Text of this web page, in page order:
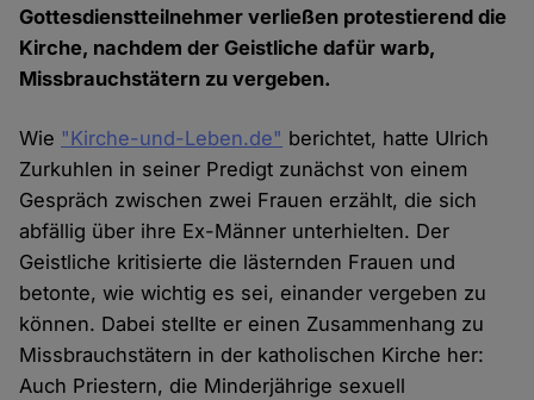
Gottesdienstteilnehmer verließen protestierend die
Kirche, nachdem der Geistliche dafür warb,
Missbrauchstätern zu vergeben.
Wie "Kirche-und-Leben.de" berichtet, hatte Ulrich
Zurkuhlen in seiner Predigt zunächst von einem
Gespräch zwischen zwei Frauen erzählt, die sich
abfällig über ihre Ex-Männer unterhielten. Der
Geistliche kritisierte die lästernden Frauen und
betonte, wie wichtig es sei, einander vergeben zu
können. Dabei stellte er einen Zusammenhang zu
Missbrauchstätern in der katholischen Kirche her:
Auch Priestern, die Minderjährige sexuell